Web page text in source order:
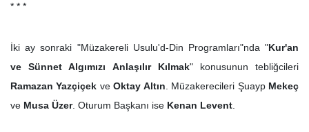
* * *
İki ay sonraki "Müzakereli Usulu'd-Din Programları"nda "Kur'an
ve Sünnet Algımızı Anlaşılır Kılmak" konusunun tebliğcileri
Ramazan Yazçiçek veOktay Altın . Müzakerecileri Şuayp Mekeç
ve Musa Üzer. Oturum Başkanı ise Kenan Levent